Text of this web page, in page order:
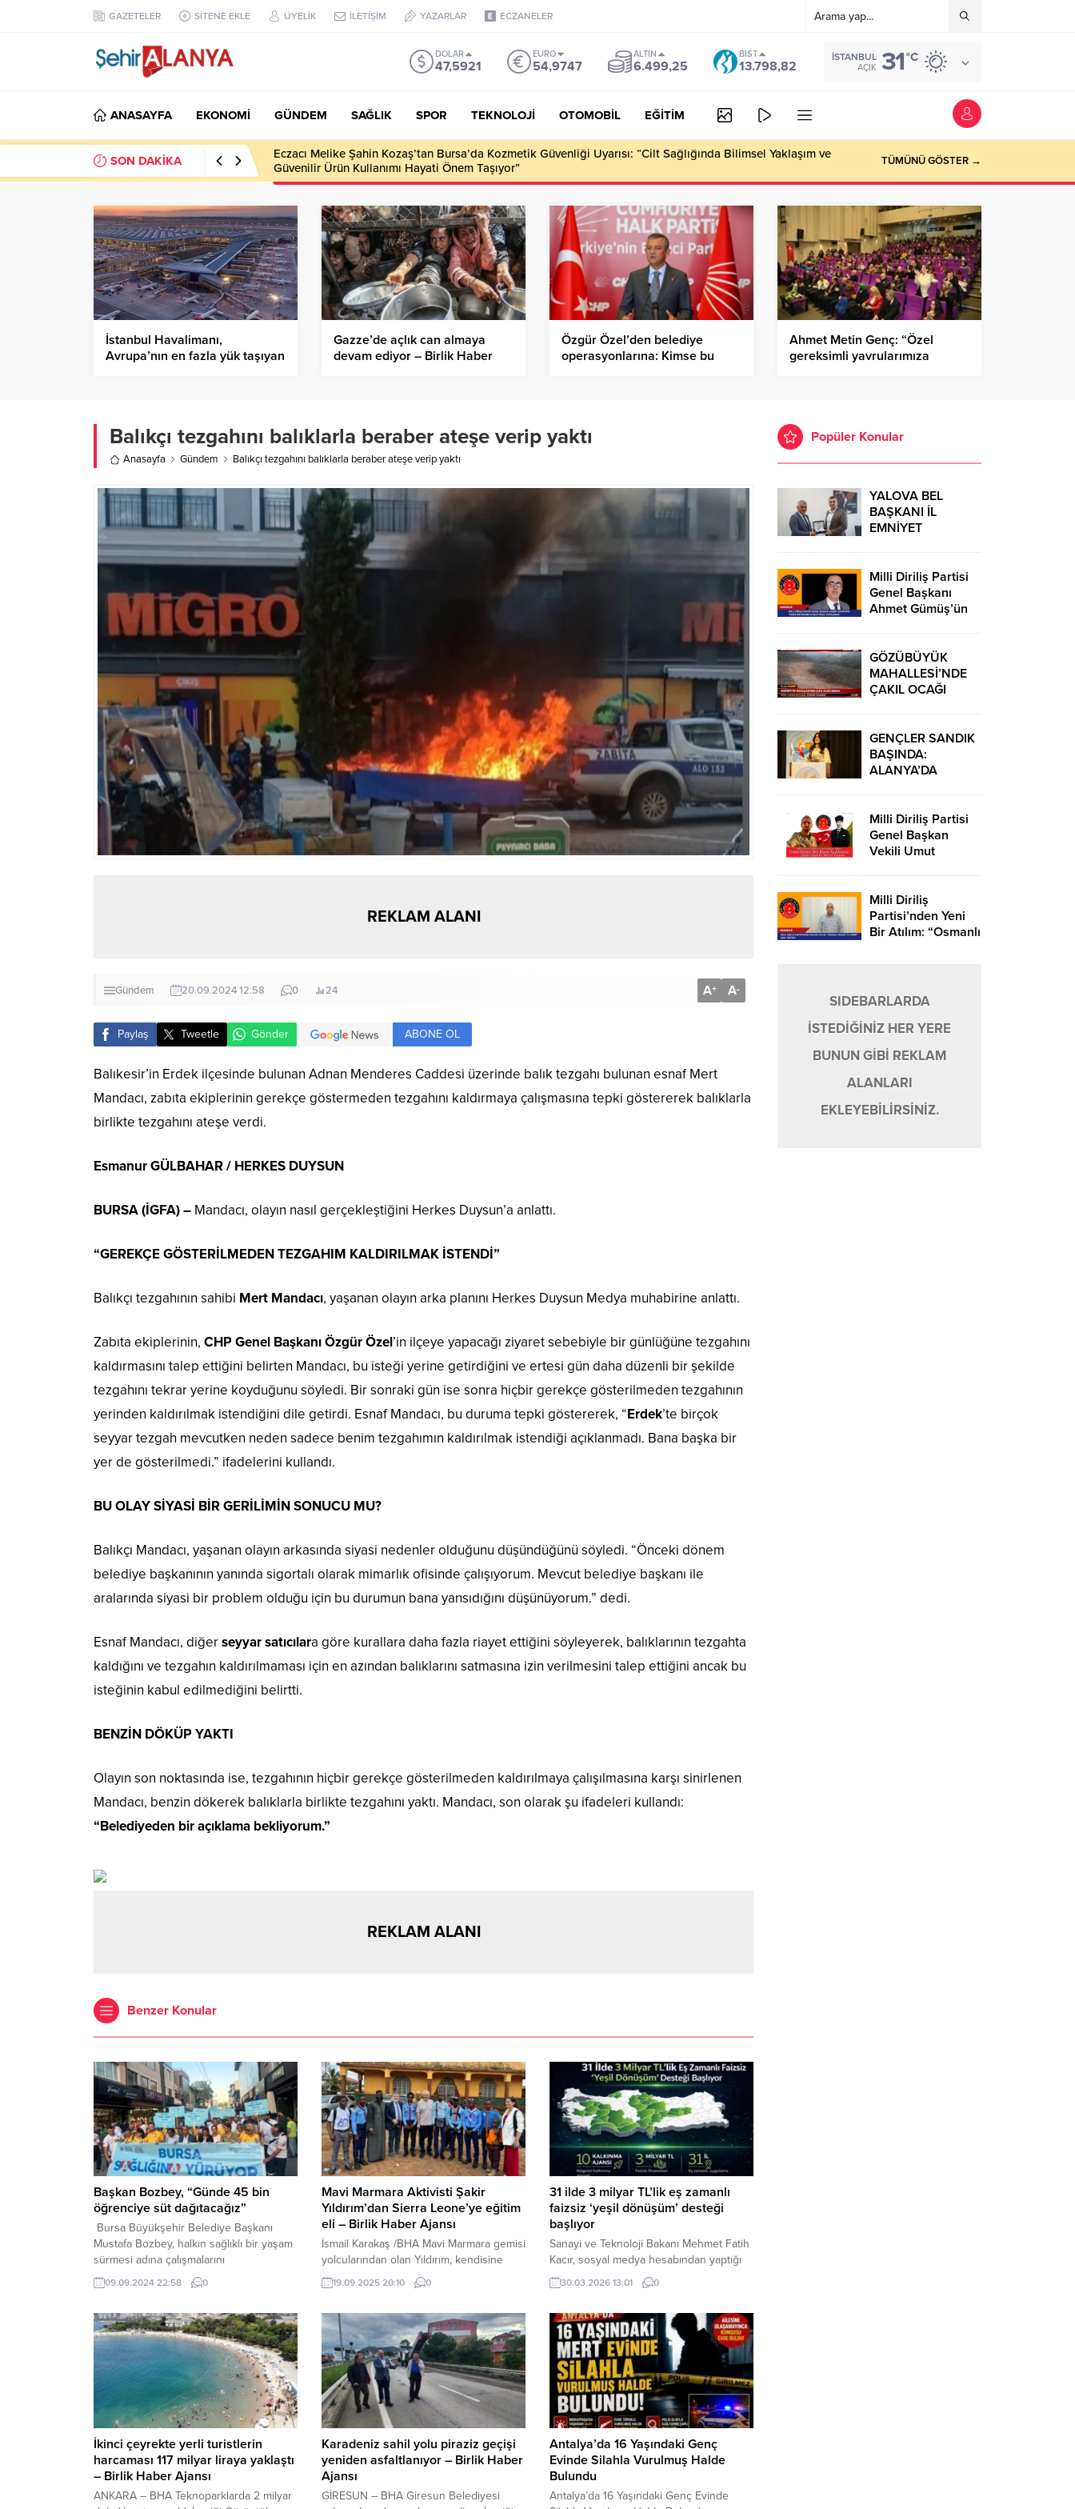
GAZETELER SİTENE EKLE ÜYELİK İLETİŞİM YAZARLAR ECZANELER
DOLAR
47,5921
EURO
54,9747
ALTIN
6.499,25
BIST
13.798,82
İSTANBUL
AÇIK 31°C
ANASAYFA EKONOMİ GÜNDEM SAĞLIK SPOR TEKNOLOJİ OTOMOBİL EĞİTİM
SON DAKİKA
Eczacı Melike Şahin Kozaş’tan Bursa’da Kozmetik Güvenliği Uyarısı: “Cilt Sağlığında Bilimsel Yaklaşım ve
Güvenilir Ürün Kullanımı Hayati Önem Taşıyor”
TÜMÜNÜ GÖSTER →
İstanbul Havalimanı,
Avrupa’nın en fazla yük taşıyan
Gazze’de açlık can almaya
devam ediyor – Birlik Haber
Özgür Özel’den belediye
operasyonlarına: Kimse bu
Ahmet Metin Genç: “Özel
gereksimli yavrularımıza
Balıkçı tezgahını balıklarla beraber ateşe verip yaktı
Anasayfa Gündem Balıkçı tezgahını balıklarla beraber ateşe verip yaktı
REKLAM ALANI
Gündem 20.09.2024 12:58 0 24 A+ A-
Paylaş Tweetle Gönder ABONE OL
Balıkesir’in Erdek ilçesinde bulunan Adnan Menderes Caddesi üzerinde balık tezgahı bulunan esnaf Mert
Mandacı, zabıta ekiplerinin gerekçe göstermeden tezgahını kaldırmaya çalışmasına tepki göstererek balıklarla
birlikte tezgahını ateşe verdi.
Esmanur GÜLBAHAR / HERKES DUYSUN
BURSA (İGFA) – Mandacı, olayın nasıl gerçekleştiğini Herkes Duysun’a anlattı.
“GEREKÇE GÖSTERİLMEDEN TEZGAHIM KALDIRILMAK İSTENDİ”
Balıkçı tezgahının sahibi Mert Mandacı, yaşanan olayın arka planını Herkes Duysun Medya muhabirine anlattı.
Zabıta ekiplerinin, CHP Genel Başkanı Özgür Özel’in ilçeye yapacağı ziyaret sebebiyle bir günlüğüne tezgahını
kaldırmasını talep ettiğini belirten Mandacı, bu isteği yerine getirdiğini ve ertesi gün daha düzenli bir şekilde
tezgahını tekrar yerine koyduğunu söyledi. Bir sonraki gün ise sonra hiçbir gerekçe gösterilmeden tezgahının
yerinden kaldırılmak istendiğini dile getirdi. Esnaf Mandacı, bu duruma tepki göstererek, “Erdek’te birçok
seyyar tezgah mevcutken neden sadece benim tezgahımın kaldırılmak istendiği açıklanmadı. Bana başka bir
yer de gösterilmedi.” ifadelerini kullandı.
BU OLAY SİYASİ BİR GERİLİMİN SONUCU MU?
Balıkçı Mandacı, yaşanan olayın arkasında siyasi nedenler olduğunu düşündüğünü söyledi. “Önceki dönem
belediye başkanının yanında sigortalı olarak mimarlık ofisinde çalışıyorum. Mevcut belediye başkanı ile
aralarında siyasi bir problem olduğu için bu durumun bana yansıdığını düşünüyorum.” dedi.
Esnaf Mandacı, diğerseyyar satıcılara göre kurallara daha fazla riayet ettiğini söyleyerek, balıklarının tezgahta
kaldığını ve tezgahın kaldırılmaması için en azından balıklarını satmasına izin verilmesini talep ettiğini ancak bu
isteğinin kabul edilmediğini belirtti.
BENZİN DÖKÜP YAKTI
Olayın son noktasında ise, tezgahının hiçbir gerekçe gösterilmeden kaldırılmaya çalışılmasına karşı sinirlenen
Mandacı, benzin dökerek balıklarla birlikte tezgahını yaktı. Mandacı, son olarak şu ifadeleri kullandı:
“Belediyeden bir açıklama bekliyorum.”
REKLAM ALANI
Benzer Konular
Başkan Bozbey, “Günde 45 bin
öğrenciye süt dağıtacağız”
Bursa Büyükşehir Belediye Başkanı
Mustafa Bozbey, halkın sağlıklı bir yaşam
sürmesi adına çalışmalarını
sürdürdüklerini söyleyerek, “Bursa’da bir
ilk olarak devlet okullarında okuyan
dağıtımına başlıyoruz. Günde yaklaşık 45
bin civarında öğrencimize süt dağıtmış
olacağız” dedi. BURSA (İGFA) – Bursa
Büyükşehir Belediyesi Sağlık İşleri
Dairesi Başkanlığı Halk...
09.09.2024 22:58 0
Mavi Marmara Aktivisti Şakir
Yıldırım’dan Sierra Leone’ye eğitim
eli – Birlik Haber Ajansı
İsmail Karakaş /BHA Mavi Marmara gemisi
yolcularından olan Yıldırım, kendisine
gelen yardım çağrısı üzerine harekete
geçerek ülkenin başkenti Freetown’da
giren bir okula yeni derslikler kazandırdı.
Yıldırım, yardım hikayesini şöyle
anlattı:“Daha önce insani yardım
faaliyetleri kapsamında bu ülkeye
gelmiştim. Talep üzerine okulu ziyaret
ettim. Derslikler...
19.09.2025 20:10 0
31 ilde 3 milyar TL’lik eş zamanlı
faizsiz ‘yeşil dönüşüm’ desteği
başlıyor
Sanayi ve Teknoloji Bakanı Mehmet Fatih
Kacır, sosyal medya hesabından yaptığı
açıklamada, Dünya Bankası iş birliğiyle
hayata geçirilen 400 milyon dolar bütçeli
Projesi kapsamında yeni bir adım
attıklarını duyurdu. Bakan Kacır, 10
kalkınma ajansı aracılığıyla 31 ilde eş
zamanlı olarak devreye alınacak 3 milyar
TL...
30.03.2026 13:01 0
İkinci çeyrekte yerli turistlerin
harcaması 117 milyar liraya yaklaştı
– Birlik Haber Ajansı
ANKARA – BHA Teknoparklarda 2 milyar
Karadeniz sahil yolu piraziz geçişi
yeniden asfaltlanıyor – Birlik Haber
Ajansı
GİRESUN – BHA Giresun Belediyesi
Antalya’da 16 Yaşındaki Genç
Evinde Silahla Vurulmuş Halde
Bulundu
Antalya’da 16 Yaşındaki Genç Evinde
Popüler Konular
YALOVA BEL
BAŞKANI İL
EMNİYET
Milli Diriliş Partisi
Genel Başkanı
Ahmet Gümüş’ün
Geliyoruz”
Konuşması
GÖZÜBÜYÜK
MAHALLESİ’NDE
ÇAKIL OCAĞI
TAŞKIN YAŞANDI!
GENÇLER SANDIK
BAŞINDA:
ALANYA’DA
Milli Diriliş Partisi
Genel Başkan
Vekili Umut
Yaşat Ki Devlet
Yaşasın
Milli Diriliş
Partisi’nden Yeni
Bir Atılım: “Osmanlı
SIDEBARLARDA
İSTEDİĞİNİZ HER YERE
BUNUN GİBİ REKLAM
ALANLARI
EKLEYEBİLİRSİNİZ.